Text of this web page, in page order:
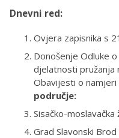
Dnevni red:
Ovjera zapisnika s
Donošenje Odluke
djelatnosti pružanja
Obavijesti o namjeri
područje:
Sisačko-moslavačka
Grad Slavonski Brod